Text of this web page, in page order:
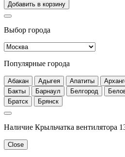
Добавить в корзину
Выбор города
Популярные города
Абакан Адыгея Апатиты
Бакты
Барнаул Белгород
Братск
Брянск
Наличие Крыльчатка вентилятора
Close